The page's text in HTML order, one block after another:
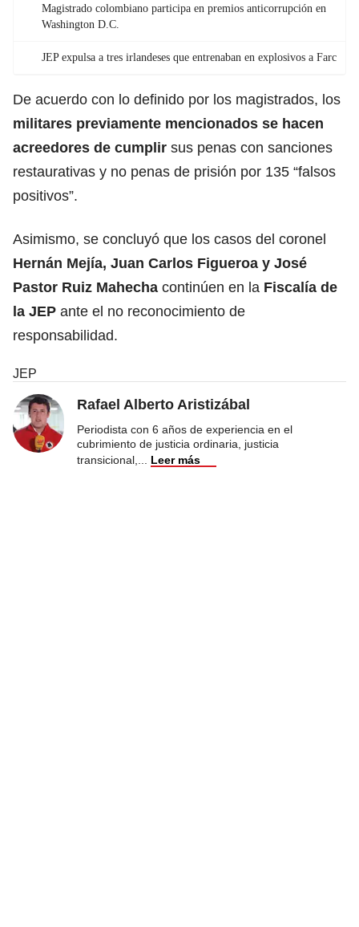
Magistrado colombiano participa en premios anticorrupción en
Washington D.C.
JEP expulsa a tres irlandeses que entrenaban en explosivos a Farc
De acuerdo con lo definido por los magistrados, los
militares previamente mencionados se hacen
acreedores de cumplir sus penas con sanciones
restaurativas y no penas de prisión por 135 “falsos
positivos”.
Asimismo, se concluyó que los casos del coronel
Hernán Mejía, Juan Carlos Figueroa y José
Pastor Ruiz Mahecha continúen en la Fiscalía de
la JEP ante el no reconocimiento de
responsabilidad.
JEP
Rafael Alberto Aristizábal
Periodista con 6 años de experiencia en el
cubrimiento de justicia ordinaria, justicia
transicional,
Leer más